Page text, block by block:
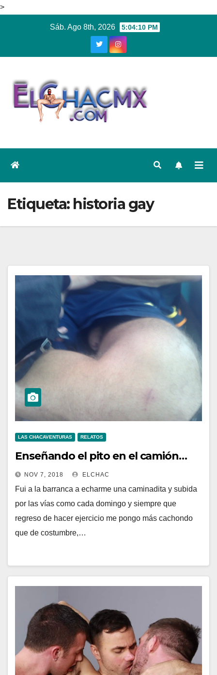
>
Sáb. Ago 8th, 2026 5:04:11 PM
Etiqueta: historia gay
LAS CHACAVENTURAS RELATOS
Enseñando el pito en el camión…
NOV 7, 2018 ELCHAC
Fui a la barranca a echarme una caminadita y subida
por las vías como cada domingo y siempre que
regreso de hacer ejercicio me pongo más cachondo
que de costumbre,…